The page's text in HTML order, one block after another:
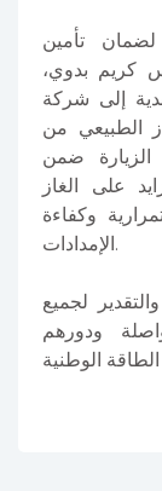
لضمان تأمين
كريم بدوي،
إلى شركة
الطبيعي من
ضمن
على الغاز
وكفاءة
الإمدادات.
لجميع
ودورهم